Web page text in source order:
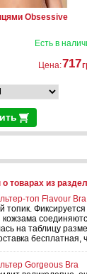
Obsessive
Есть в
Цена:717
товарах из
топ Flavour Bra
топик.
на таблицу
бесплатная,
Gorgeous Bra